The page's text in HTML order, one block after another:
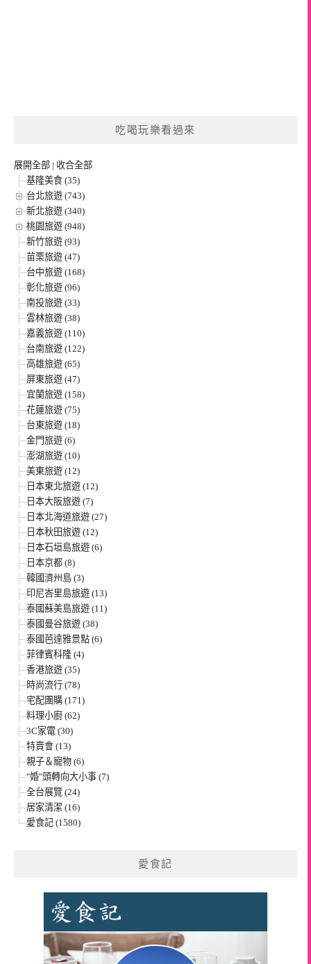
吃喝玩樂看過來
展開全部 | 收合全部
基隆美食 (35)
台北旅遊 (743)
新北旅遊 (340)
桃園旅遊 (948)
新竹旅遊 (93)
苗栗旅遊 (47)
台中旅遊 (168)
彰化旅遊 (96)
南投旅遊 (33)
雲林旅遊 (38)
嘉義旅遊 (110)
台南旅遊 (122)
高雄旅遊 (65)
屏東旅遊 (47)
宜蘭旅遊 (158)
花蓮旅遊 (75)
台東旅遊 (18)
金門旅遊 (6)
澎湖旅遊 (10)
美東旅遊 (12)
日本東北旅遊 (12)
日本大阪旅遊 (7)
日本北海道旅遊 (27)
日本秋田旅遊 (12)
日本石垣島旅遊 (6)
日本京都 (8)
韓國濟州島 (3)
印尼峇里島旅遊 (13)
泰國蘇美島旅遊 (11)
泰國曼谷旅遊 (38)
泰國芭達雅景點 (6)
菲律賓科隆 (4)
香港旅遊 (35)
時尚流行 (78)
宅配團購 (171)
料理小廚 (62)
3C家電 (30)
特賣會 (13)
親子＆寵物 (6)
"婚"頭轉向大小事 (7)
全台展覽 (24)
居家清潔 (16)
愛食記 (1580)
愛食記